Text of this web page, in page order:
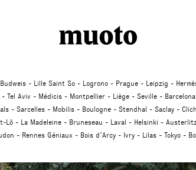
Studio
Budweis Lille Saint So Logrono Prague Leipzig
Tel Aviv Médicis Montpellier Liège Seville Barcelona
Sarcelles Mobilis Boulogne Stendhal Saclay
Lô La Madeleine Bruneseau Laval Helsinki
Rennes Géniaux Bois d’Arcy Ivry Lilas Tokyo